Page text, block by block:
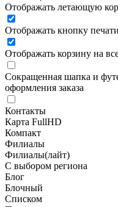
Отображать летающую
Отображать кнопку
Отображать корзину на
Сокращенная шапка и
оформления заказа
Контакты
Карта FullHD
Компакт
Филиалы
Филиалы(лайт)
С выбором региона
Блог
Блочный
Списком